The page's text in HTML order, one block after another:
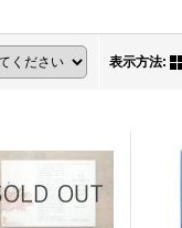
表示方法: